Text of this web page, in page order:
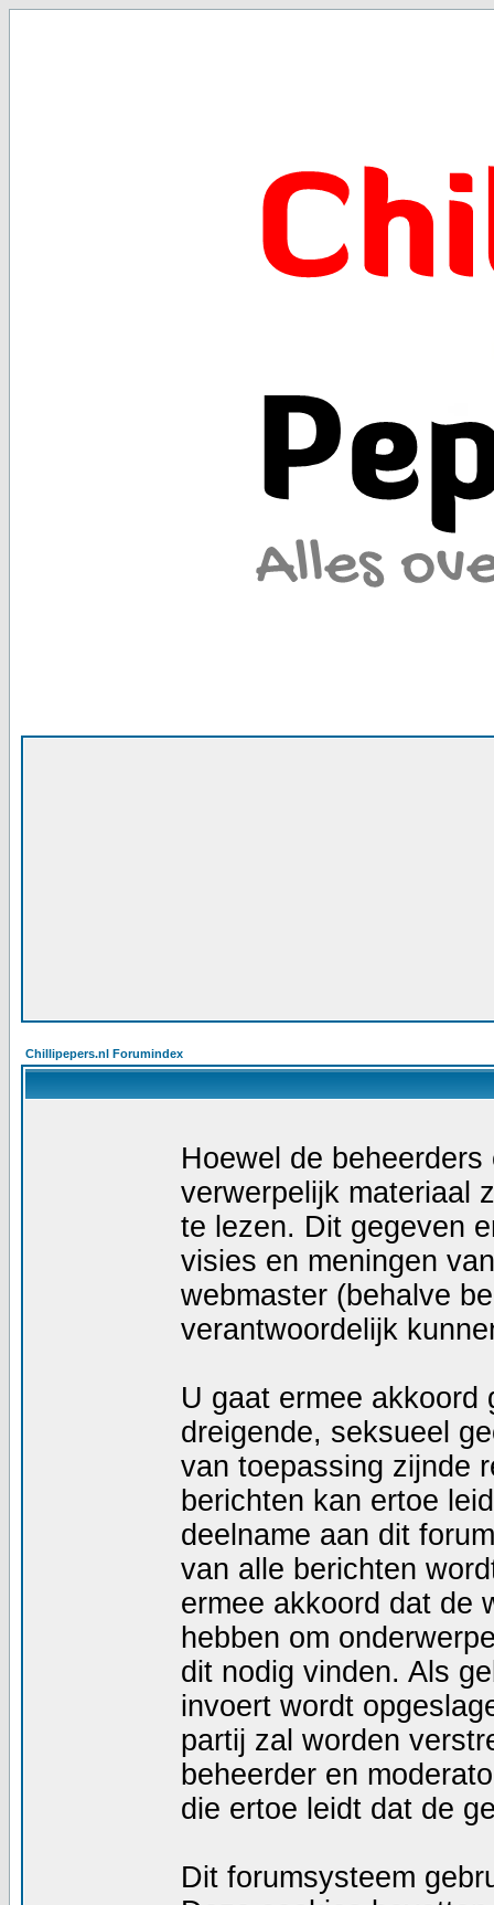
Chillipepers.nl Forumindex
Hoewel de
verwerpelijk materiaal
te lezen. Dit gegeven
visies en meningen
webmaster (behalve
verantwoordelijk
U gaat ermee akkoord
dreigende, seksueel
van toepassing zijnde
berichten kan ertoe
deelname aan dit
van alle berichten
ermee akkoord dat de
hebben om
dit nodig vinden. Als
invoert wordt
partij zal worden
beheerder en
die ertoe leidt dat de
Dit forumsysteem